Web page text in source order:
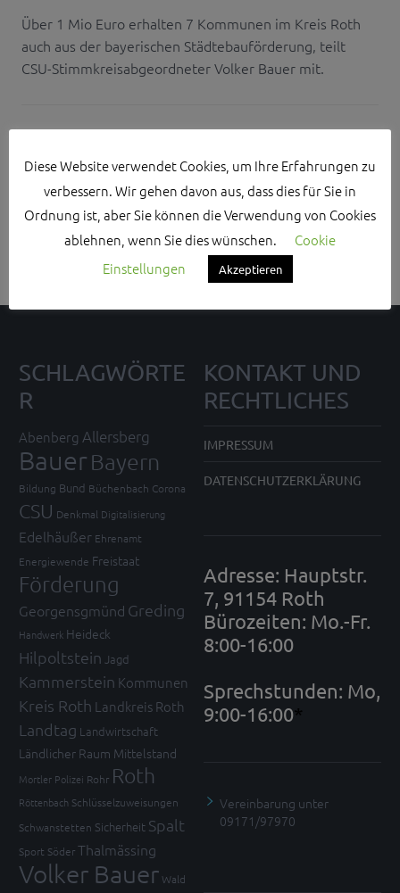
Über 1 Mio Euro erhalten 7 Kommunen im Kreis Roth
auch aus der bayerischen Städtebauförderung, teilt
CSU-Stimmkreisabgeordneter Volker Bauer mit.
Search Sidebar Widget Area
Please login and add some widgets to this widget area.
SCHLAGWÖRTE
R
Abenberg Allersberg
Bauer Bayern
Bildung Bund Büchenbach Corona
CSU Denkmal Digitalisierung
Edelhäußer Ehrenamt
Energiewende Freistaat
Förderung
Georgensgmünd Greding
Handwerk Heideck
Hilpoltstein Jagd
Kammerstein Kommunen
Kreis Roth Landkreis Roth
Landtag Landwirtschaft
Ländlicher Raum Mittelstand
Mortler Polizei Rohr Roth
Röttenbach Schlüsselzuweisungen
Schwanstetten Sicherheit Spalt
Sport SöderThalmässing
Volker BauerWald
KONTAKT UND
RECHTLICHES
IMPRESSUM
DATENSCHUTZERKLÄRUNG
Adresse: Hauptstr.
7, 91154 Roth
Bürozeiten: Mo.-Fr.
8:00-16:00
Sprechstunden: Mo,
9:00-16:00*
Vereinbarung unter
09171/97970
Diese Website verwendet Cookies, um Ihre Erfahrungen zu
verbessern. Wir gehen davon aus, dass dies für Sie in
Ordnung ist, aber Sie können die Verwendung von Cookies
ablehnen, wenn Sie dies wünschen.
Cookie
Einstellungen
Akzeptieren